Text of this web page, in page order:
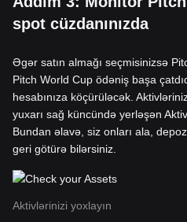
spot cüzdanınızda
Əgər satın almağı seçmisinizsə
Pitch World Cup ödəniş başa
hesabınıza köçürüləcək.
yuxarı sağ küncündə yerləşən
Bundan əlavə, siz onları ala,
geri götürə bilərsiniz.
Aktivlərinizi yoxlayın